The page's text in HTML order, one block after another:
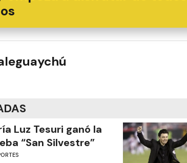
Luz Tesuri ganó la
“San Silvestre”